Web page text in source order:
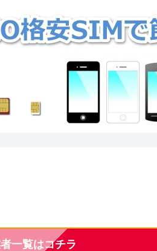
一覧はコチラ